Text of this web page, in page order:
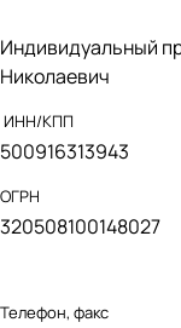
Индивидуальный
Николаевич
ИНН/КПП
500916313943
ОГРН
320508100148027
Телефон, факс